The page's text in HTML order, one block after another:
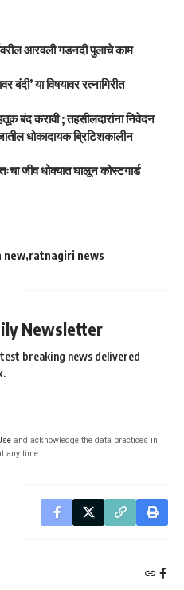
आरवली गडनदी पुलाचे काम
बंदी’ या विषयावर रत्नागिरीत
बंद करावी ; तहसीलदारांना निवेदन
धोकादायक ब्रिटिशकालीन
जीव धोक्यात घालून कोस्टगार्ड
new ratnagiri news
Newsletter
breaking news delivered
and acknowledge the data practices in
any time.